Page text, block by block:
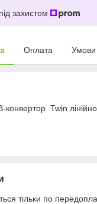
захистом
Оплата Умови
конвертор Twin
тільки по